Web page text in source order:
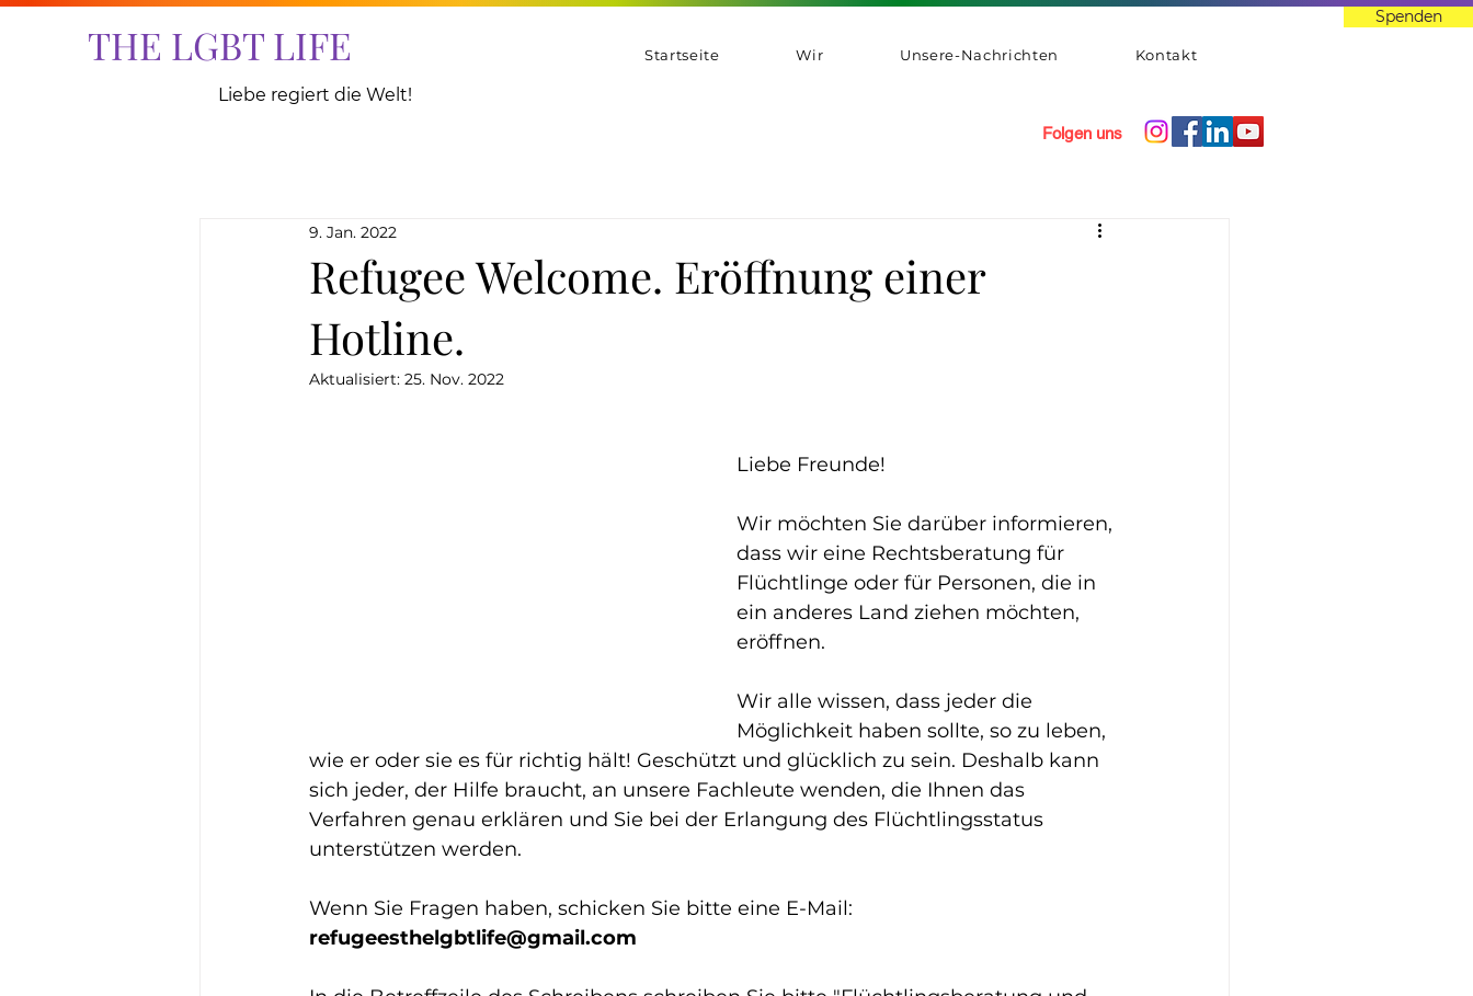
THE LGBT LIFE
Liebe regiert die Welt!
Startseite Wir Unsere-Nachrichten Kontakt
Spenden
Folgen uns
Refugee Welcome. Eröffnung einer
Hotline.
9. Jan. 2022
Aktualisiert: 25. Nov. 2022
Liebe Freunde!
Wir möchten Sie darüber informieren,
dass wir eine Rechtsberatung für
Flüchtlinge oder für Personen, die in
ein anderes Land ziehen möchten,
eröffnen.
Wir alle wissen, dass jeder die
Möglichkeit haben sollte, so zu leben,
wie er oder sie es für richtig hält! Geschützt und glücklich zu sein. Deshalb kann
sich jeder, der Hilfe braucht, an unsere Fachleute wenden, die Ihnen das
Verfahren genau erklären und Sie bei der Erlangung des Flüchtlingsstatus
unterstützen werden.
Wenn Sie Fragen haben, schicken Sie bitte eine E-Mail:
refugeesthelgbtlife@gmail.com